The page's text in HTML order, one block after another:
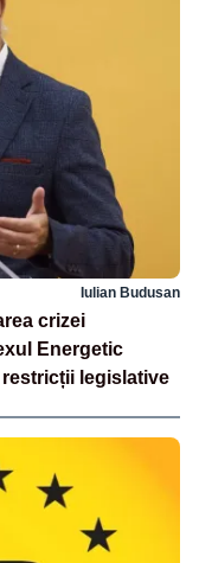
Iulian Budusan
crizei
Energetic
legislative